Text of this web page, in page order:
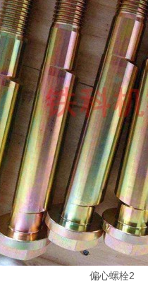
偏心螺栓2